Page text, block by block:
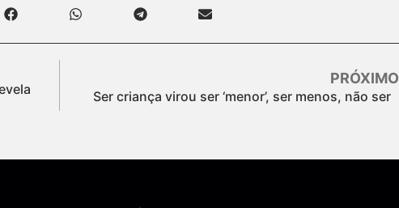
PRÓXIMO
Ser criança virou ser ‘menor’, ser menos, não ser